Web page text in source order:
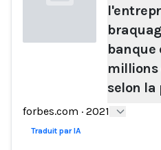
banque
millions
selon la
forbes.com · 2021
Traduit par IA